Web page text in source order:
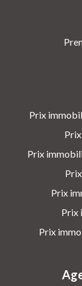
Prix
Prix
Prix
Prix
Prix